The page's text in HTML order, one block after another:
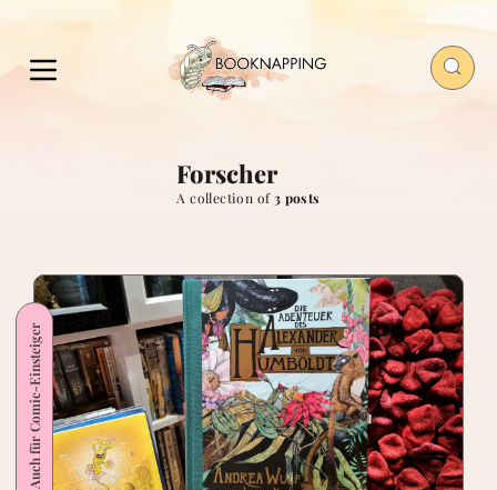
Forscher
A collection of3 posts
Auch für Comic-Einsteiger